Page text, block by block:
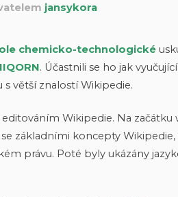
jansykora
chemicko-technologické
. Účastnili se ho jak
větší znalostí Wikipedie.
editováním Wikipedie. Na
základními koncepty
právu. Poté byly ukázány